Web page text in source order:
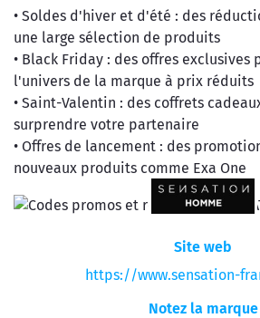
• Soldes d'hiver et d'été : des
une large sélection de produits
• Black Friday : des offres exclusives
l'univers de la marque à prix réduits
• Saint-Valentin : des coffrets
surprendre votre partenaire
• Offres de lancement : des
nouveaux produits comme Exa One
Site web
https://www.sensation-
Notez la marque